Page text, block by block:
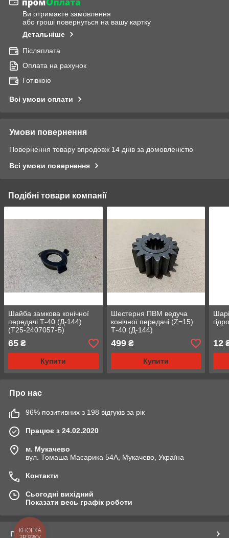
Ви отримаєте замовлення
або гроші повернуться на вашу картку
Детальніше
Післяплата
Оплата на рахунок
Готівкою
Всі умови оплати
Умови повернення
Повернення товару впродовж 14 днів за домовленістю
Всі умови повернення
Подібні товари компанії
Шайба замкова конічної
передачі Т-40 (Д-144)
(Т25-2407057-Б)
65 ₴
Купити
Шестерня ПВМ ведуча
конічної передачі (Z=15)
Т-40 (Д-144)
499₴
Купити
12
Про нас
96% позитивних з 198 відгуків за рік
Працює з 24.02.2020
м. Мукачево
вул. Томаша Масарика 54А, Мукачево, Україна
Контакти
Сьогодні вихідний
Показати весь графік роботи
Про нас
КНОПКА